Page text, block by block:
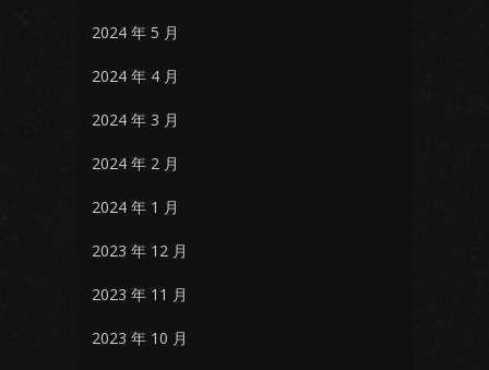
2024 年 5 月
2024 年 4 月
2024 年 3 月
2024 年 2 月
2024 年 1 月
2023 年 12 月
2023 年 11 月
2023 年 10 月